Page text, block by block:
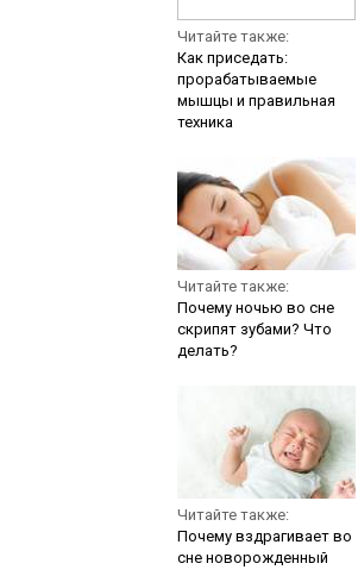
Читайте также:
Как приседать:
прорабатываемые
мышцы и правильная
техника
Читайте также:
Почему ночью во сне
скрипят зубами? Что
делать?
Читайте также:
Почему вздрагивает во
сне новорожденный